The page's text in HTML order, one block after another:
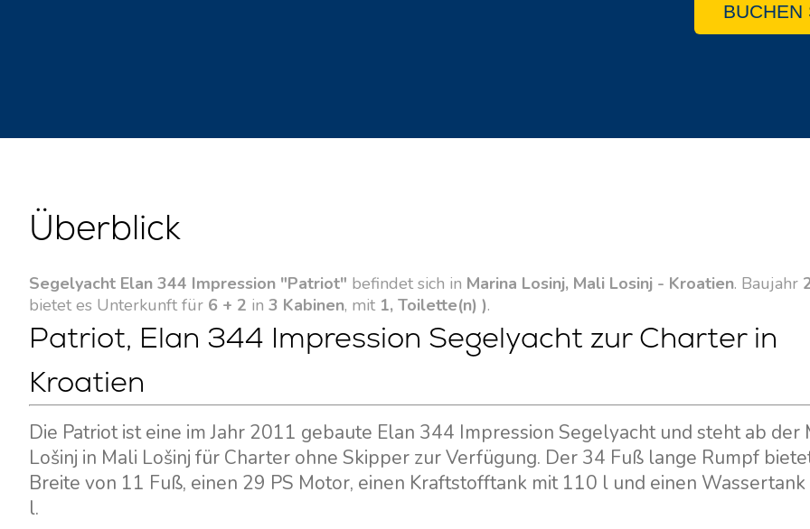
BUCHEN
Überblick
Segelyacht Elan 344 Impression "Patriot" befindet sich in Marina Losinj, Mali Losinj - Kroatien. Baujahr
bietet es Unterkunft für 6 + 2 in 3 Kabinen, mit 1, Toilette(n) ).
Patriot, Elan 344 Impression Segelyacht zur Charter in
Kroatien
Die Patriot ist eine im Jahr 2011 gebaute Elan 344 Impression Segelyacht und steht ab der
Lošinj in Mali Lošinj für Charter ohne Skipper zur Verfügung. Der 34 Fuß lange Rumpf
Breite von 11 Fuß, einen 29 PS Motor, einen Kraftstofftank mit 110 l und einen
l.